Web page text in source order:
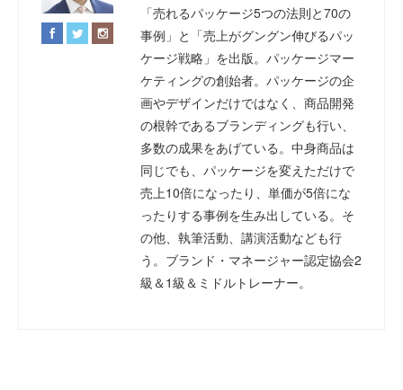
「売れるパッケージ5つの法則と70の
事例」と「売上がグングン伸びるパッ
ケージ戦略」を出版。パッケージマー
ケティングの創始者。パッケージの企
画やデザインだけではなく、商品開発
の根幹であるブランディングも行い、
多数の成果をあげている。中身商品は
同じでも、パッケージを変えただけで
売上10倍になったり、単価が5倍にな
ったりする事例を生み出している。そ
の他、執筆活動、講演活動なども行
う。ブランド・マネージャー認定協会2
級＆1級＆ミドルトレーナー。